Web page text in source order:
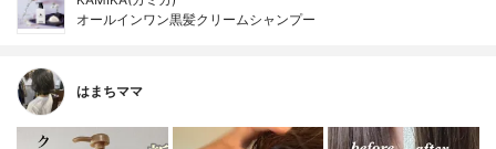
オールインワン黒髪クリームシャンプー
はまちママ